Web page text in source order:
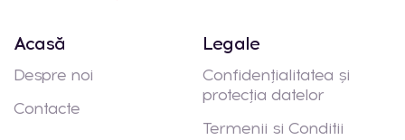
Acasă
Despre noi
Contacte
Legale
Confidențialitatea și
protecția datelor
Termenii si Conditii